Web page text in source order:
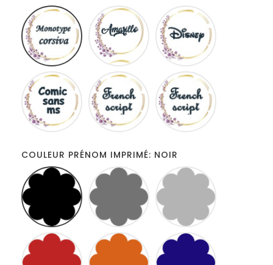
Monotype
corsiva
Amarillo
Comic
sans
ms
French
script
COULEUR PRÉNOM IMPRIMÉ: NOIR
NOIR
GRIS
FONCÉ
ROUGE ORANGE